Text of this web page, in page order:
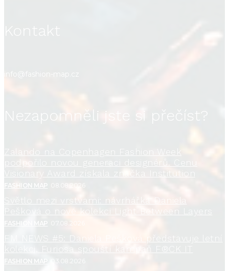
Kontakt
info@fashion-map.cz
Nezapomněli jste si přečíst?
Zalando na Copenhagen Fashion Week
podpořilo novou generaci designérů. Cenu
Visionary Award získala značka Institution
FASHION MAP
Světlo mezi vrstvami: návrhářka Daniela
Pešková o nové kolekci Light Between Layers
FASHION MAP
FM NEWS #5: Daniela Pešková představuje letní
kolekci, Furiosa spouští kampaň F®CK IT
FASHION MAP